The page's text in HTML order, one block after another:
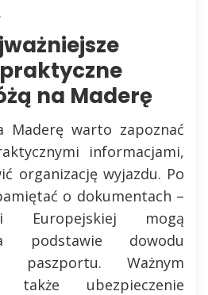
na Maderę
Maderę warto zapoznać
informacjami,
organizację wyjazdu. Po
o dokumentach –
Europejskiej mogą
podstawie dowodu
paszportu. Ważnym
ubezpieczenie